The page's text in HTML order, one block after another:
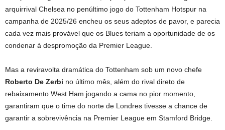
arquirrival Chelsea no penúltimo jogo do Tottenham Hotspur na
campanha de 2025/26 encheu os seus adeptos de pavor, e parecia
cada vez mais provável que os Blues teriam a oportunidade de os
condenar à despromoção da Premier League.
Mas a reviravolta dramática do Tottenham sob um novo chefe
Roberto De Zerbi no último mês, além do rival direto de
rebaixamento West Ham jogando a cama no pior momento,
garantiram que o time do norte de Londres tivesse a chance de
garantir a sobrevivência na Premier League em Stamford Bridge.